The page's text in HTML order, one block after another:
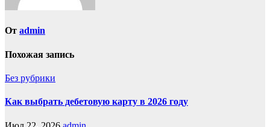
От admin
Похожая запись
Без рубрики
Как выбрать дебетовую карту в 2026 году